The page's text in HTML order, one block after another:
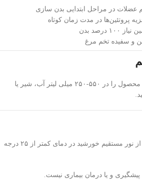
در مراحل ابتدایی بدن سازی
پروتئین‌ها در مدت زمان کوتاه
درصد بدن
و سفیده تخم مرغ
۴ پیمانه ( ۱۸۴ گرم ) از این محصول را در ۵۵۰-۲۵۰ میلی لیتر آب، شیر یا
در جای خشک و خنک و دور از نور مستقیم خورشید در دمای کمتر از ۲۵ درجه
و یا درمان بیماری نیست.